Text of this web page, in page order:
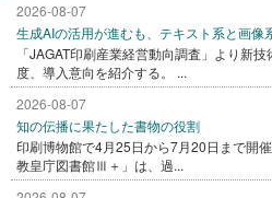
2026-08-07
生成AIの活用が進むも、テキスト系と画像
「JAGAT印刷産業経営動向調査」より新
度、導入意向を紹介する。 ...
2026-08-07
知の伝播に果たした書物の役割
印刷博物館で4月25日から7月20日まで開
教皇庁図書館Ⅲ＋」は、過...